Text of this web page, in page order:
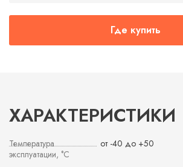
Где купить
ХАРАКТЕРИСТИКИ
Температура
эксплуатации, °С
от -40 до +50